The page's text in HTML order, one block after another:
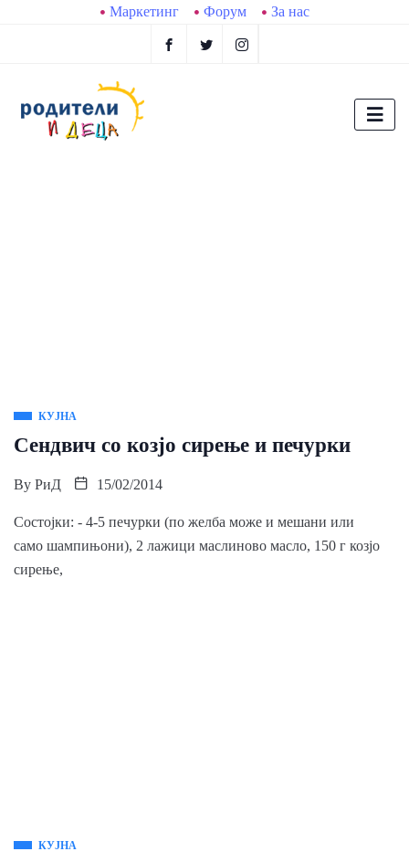
Маркетинг Форум За нас
КУЈНА
Сендвич со козјо сирење и печурки
By РиД 15/02/2014
Состојки: - 4-5 печурки (по желба може и мешани или
само шампињони), 2 лажици маслиново масло, 150 г козјо
сирење,
КУЈНА